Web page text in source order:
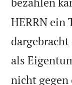
HERRN ein
als
nicht gegen